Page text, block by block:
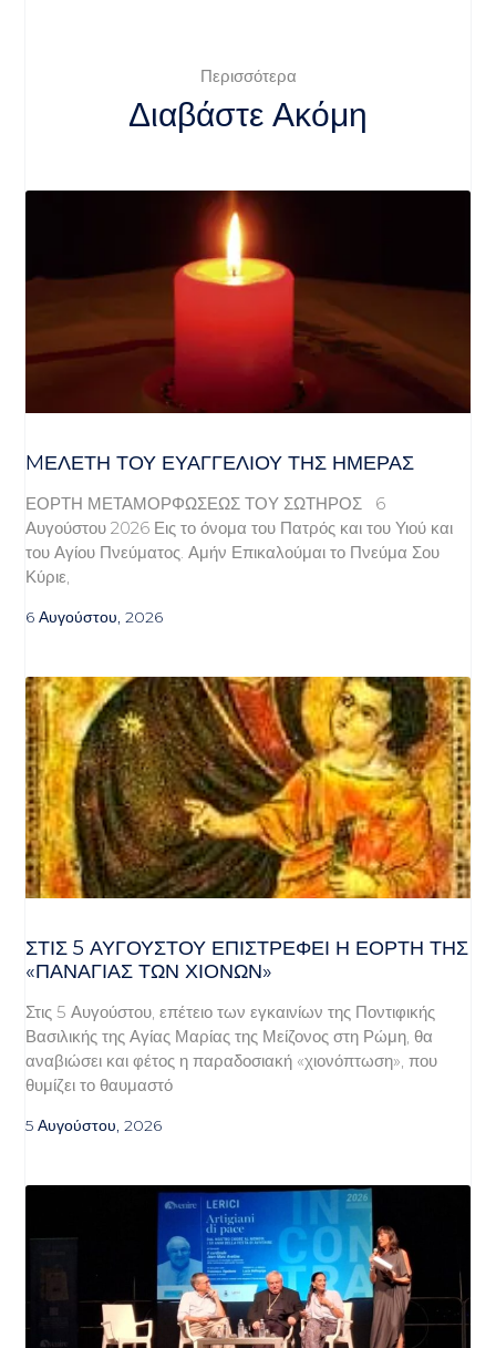
Περισσότερα
Διαβάστε Ακόμη
MΕΛΈΤΗ ΤΟΥ ΕΥΑΓΓΕΛΊΟΥ ΤΗΣ ΗΜΈΡΑΣ
ΕΟΡΤΗ ΜΕΤΑΜΟΡΦΩΣΕΩΣ ΤΟΥ ΣΩΤΗΡΟΣ 6
Αυγούστου 2026 Εις το όνομα του Πατρός και του Υιού και
του Αγίου Πνεύματος. Αμήν Επικαλούμαι το Πνεύμα Σου
Κύριε,
6 Αυγούστου, 2026
ΣΤΙΣ 5 ΑΥΓΟΎΣΤΟΥ ΕΠΙΣΤΡΈΦΕΙ Η ΕΟΡΤΉ ΤΗΣ
«ΠΑΝΑΓΊΑΣ ΤΩΝ ΧΙΌΝΩΝ»
Στις 5 Αυγούστου, επέτειο των εγκαινίων της Ποντιφικής
Βασιλικής της Αγίας Μαρίας της Μείζονος στη Ρώμη, θα
αναβιώσει και φέτος η παραδοσιακή «χιονόπτωση», που
θυμίζει το θαυμαστό
5 Αυγούστου, 2026